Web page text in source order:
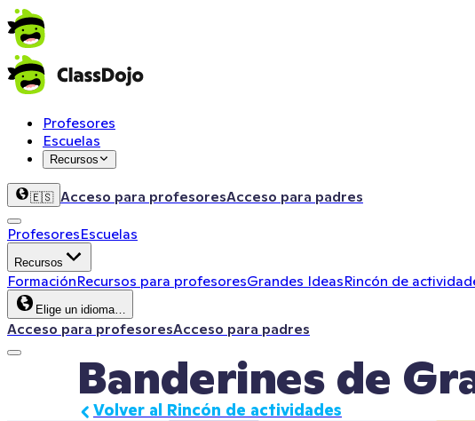
Profesores
Escuelas
Recursos
🇪🇸 Acceso para profesoresAcceso para padres
ProfesoresEscuelas
Recursos
FormaciónRecursos para profesoresGrandes IdeasRincón de
Elige un idioma…
Acceso para profesoresAcceso para padres
Banderines de
Volver al Rincón de actividades